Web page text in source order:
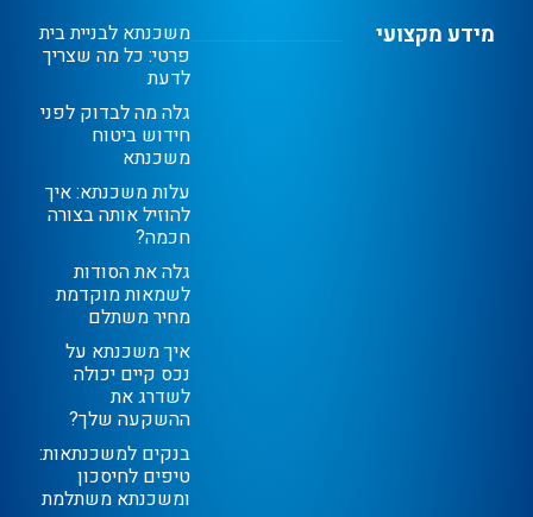
מידע מקצועי משכנתא לבניית בית
פרטי: כל מה שצריך
לדעת
גלה מה לבדוק לפני
חידוש ביטוח
משכנתא
עלות משכנתא: איך
להוזיל אותה בצורה
חכמה?
גלה את הסודות
לשמאות מוקדמת
מחיר משתלם
איך משכנתא על
נכס קיים יכולה
לשדרג את
ההשקעה שלך?
בנקים למשכנתאות:
טיפים לחיסכון
ומשכנתא משתלמת